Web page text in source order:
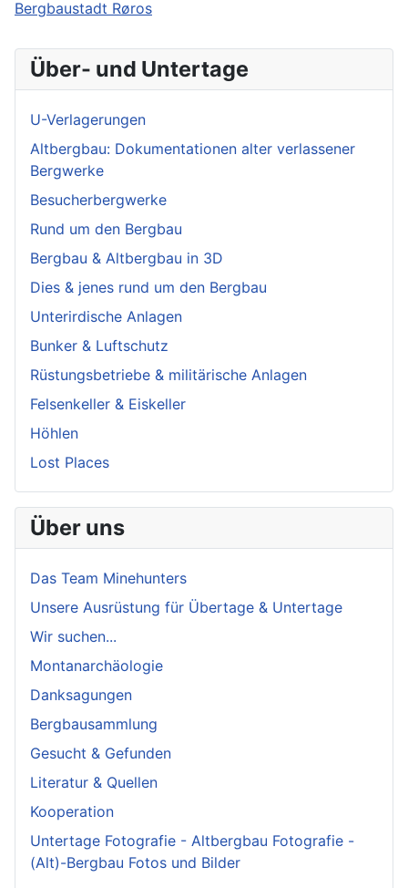
Bergbaustadt Røros
Über- und Untertage
U-Verlagerungen
Altbergbau: Dokumentationen alter verlassener
Bergwerke
Besucherbergwerke
Rund um den Bergbau
Bergbau & Altbergbau in 3D
Dies & jenes rund um den Bergbau
Unterirdische Anlagen
Bunker & Luftschutz
Rüstungsbetriebe & militärische Anlagen
Felsenkeller & Eiskeller
Höhlen
Lost Places
Über uns
Das Team Minehunters
Unsere Ausrüstung für Übertage & Untertage
Wir suchen...
Montanarchäologie
Danksagungen
Bergbausammlung
Gesucht & Gefunden
Literatur & Quellen
Kooperation
Untertage Fotografie - Altbergbau Fotografie -
(Alt)-Bergbau Fotos und Bilder